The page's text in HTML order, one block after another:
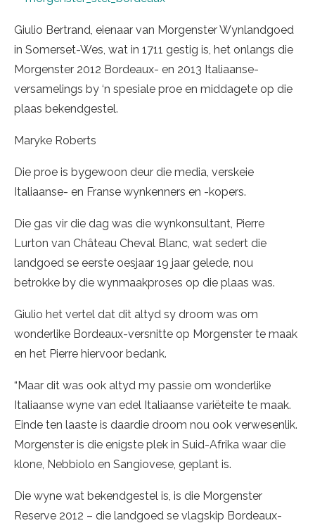
Giulio Bertrand, eienaar van Morgenster Wynlandgoed
in Somerset-Wes, wat in 1711 gestig is, het onlangs die
Morgenster 2012 Bordeaux- en 2013 Italiaanse-
versamelings by ‘n spesiale proe en middagete op die
plaas bekendgestel.
Maryke Roberts
Die proe is bygewoon deur die media, verskeie
Italiaanse- en Franse wynkenners en -kopers.
Die gas vir die dag was die wynkonsultant, Pierre
Lurton van Château Cheval Blanc, wat sedert die
landgoed se eerste oesjaar 19 jaar gelede, nou
betrokke by die wynmaakproses op die plaas was.
Giulio het vertel dat dit altyd sy droom was om
wonderlike Bordeaux-versnitte op Morgenster te maak
en het Pierre hiervoor bedank.
“Maar dit was ook altyd my passie om wonderlike
Italiaanse wyne van edel Italiaanse variëteite te maak.
Einde ten laaste is daardie droom nou ook verwesenlik.
Morgenster is die enigste plek in Suid-Afrika waar die
klone, Nebbiolo en Sangiovese, geplant is.
Die wyne wat bekendgestel is, is die Morgenster
Reserve 2012 – die landgoed se vlagskip Bordeaux-